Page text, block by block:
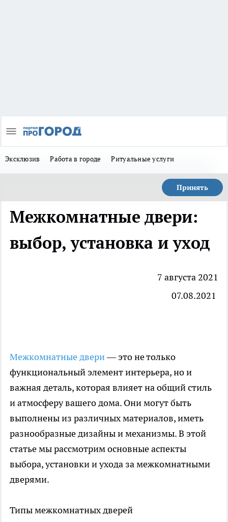
Эксклюзив Работа в городе Ритуальные услуги
Принять
Межкомнатные двери:
выбор, установка и уход
7 августа 2021
07.08.2021
Межкомнатные двери— это не только
функциональный элемент интерьера, но и
важная деталь, которая влияет на общий стиль
и атмосферу вашего дома. Они могут быть
выполнены из различных материалов, иметь
разнообразные дизайны и механизмы. В этой
статье мы рассмотрим основные аспекты
выбора, установки и ухода за межкомнатными
дверями.
Типы межкомнатных дверей